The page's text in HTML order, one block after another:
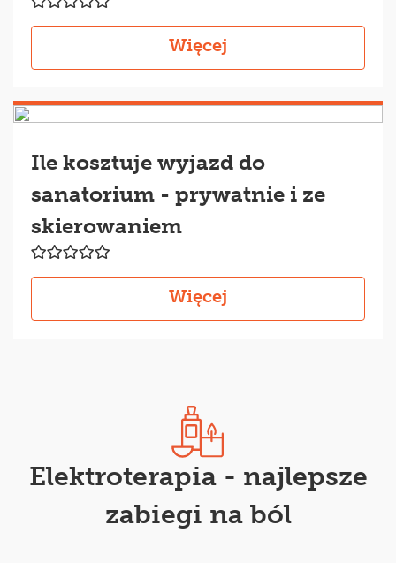
Więcej
Ile kosztuje wyjazd do
sanatorium - prywatnie i ze
skierowaniem
Więcej
Elektroterapia - najlepsze
zabiegi na ból